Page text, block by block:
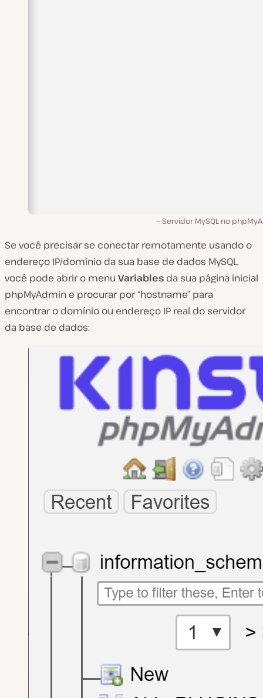
Servidor MySQL no
Se você precisar se conectar remotamente usando o
endereço IP/domínio da sua base de dados MySQL,
você pode abrir o menu Variables da sua página inicial
phpMyAdmin e procurar por “hostname” para
encontrar o domínio ou endereço IP real do servidor
da base de dados: